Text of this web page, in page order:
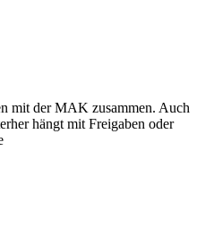
mit der MAK zusammen. Auch
hängt mit Freigaben oder